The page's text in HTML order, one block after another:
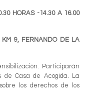
HORAS -14.30 A 16.00
KM 9, FERNANDO DE LA
Participarán
de Casa de Acogida. La
los derechos de los